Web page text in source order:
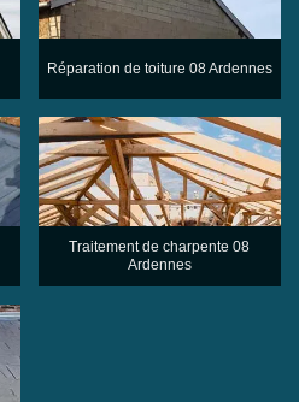
Réparation de toiture 08 Ardennes
Traitement de charpente 08
Ardennes